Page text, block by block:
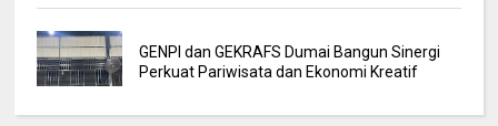
GENPI dan GEKRAFS Dumai Bangun Sinergi
Perkuat Pariwisata dan Ekonomi Kreatif